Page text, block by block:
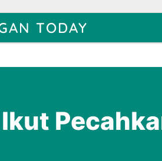
TODAY